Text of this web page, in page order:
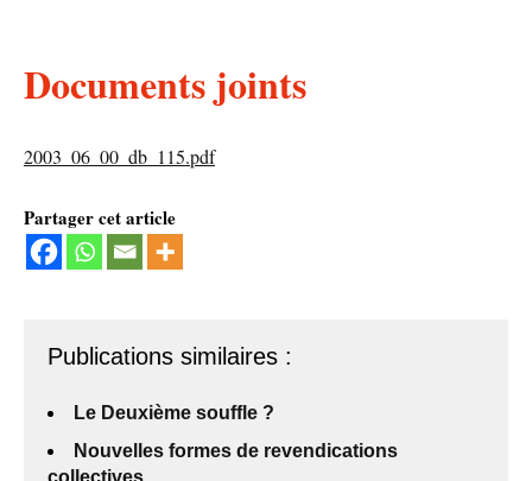
Documents joints
2003_06_00_db_115.pdf
Partager cet article
Publications similaires :
Le Deuxième souffle ?
Nouvelles formes de revendications
collectives